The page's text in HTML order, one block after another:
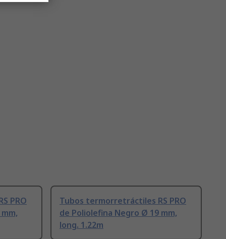
PRO
Tubos termorretráctiles RS PRO
de Poliolefina Negro Ø 19 mm,
long. 1.22m